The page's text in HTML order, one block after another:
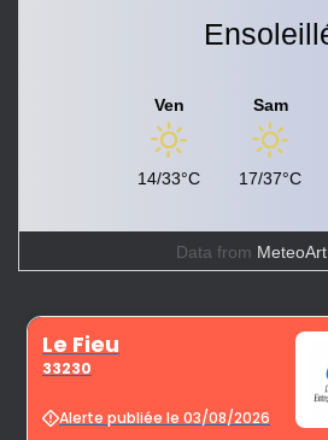
Ven
14/33°C
Sam
17/37°C
Data from